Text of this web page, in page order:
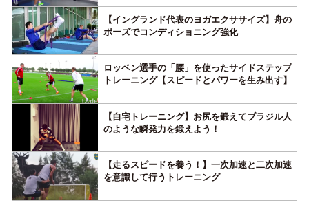
【イングランド代表のヨガエクササイズ】舟の
ポーズでコンディショニング強化
ロッベン選手の「腰」を使ったサイドステップ
トレーニング【スピードとパワーを生み出す】
【自宅トレーニング】お尻を鍛えてブラジル人
のような瞬発力を鍛えよう！
【走るスピードを養う！】一次加速と二次加速
を意識して行うトレーニング